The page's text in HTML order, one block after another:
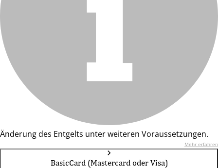
Änderung des Entgelts unter weiteren Voraussetzungen.
Mehr erfahren
BasicCard (Mastercard oder Visa)